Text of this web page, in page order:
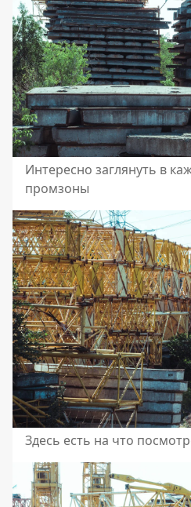
Интересно заглянуть в
промзоны
Здесь есть на что